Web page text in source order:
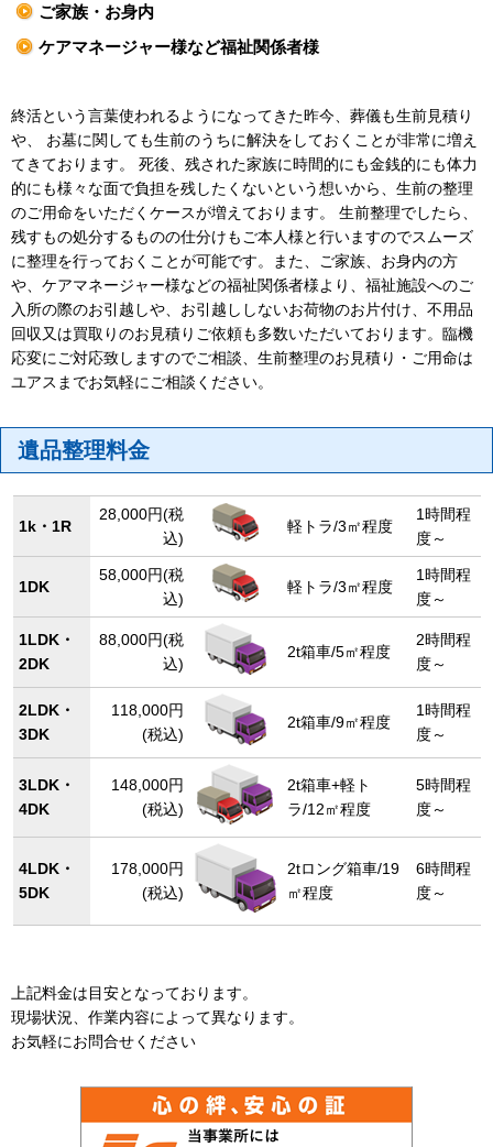
ご家族・お身内
ケアマネージャー様など福祉関係者様
終活という言葉使われるようになってきた昨今、葬儀も生前見積り
や、 お墓に関しても生前のうちに解決をしておくことが非常に増え
てきております。 死後、残された家族に時間的にも金銭的にも体力
的にも様々な面で負担を残したくないという想いから、生前の整理
のご用命をいただくケースが増えております。 生前整理でしたら、
残すもの処分するものの仕分けもご本人様と行いますのでスムーズ
に整理を行っておくことが可能です。また、ご家族、お身内の方
や、ケアマネージャー様などの福祉関係者様より、福祉施設へのご
入所の際のお引越しや、お引越ししないお荷物のお片付け、不用品
回収又は買取りのお見積りご依頼も多数いただいております。臨機
応変にご対応致しますのでご相談、生前整理のお見積り・ご用命は
ユアスまでお気軽にご相談ください。
遺品整理料金
1k・1R
28,000円(税
込)
軽トラ/3㎡程度
1時間程
度～
1DK
58,000円(税
込)
軽トラ/3㎡程度
1時間程
度～
1LDK・
2DK
88,000円(税
込)
2t箱車/5㎡程度
2時間程
度～
2LDK・
3DK
118,000円
(税込)
2t箱車/9㎡程度
1時間程
度～
3LDK・
4DK
148,000円
(税込)
2t箱車+軽ト
ラ/12㎡程度
5時間程
度～
4LDK・
5DK
178,000円
(税込)
2tロング箱車/19
㎡程度
6時間程
度～
上記料金は目安となっております。
現場状況、作業内容によって異なります。
お気軽にお問合せください